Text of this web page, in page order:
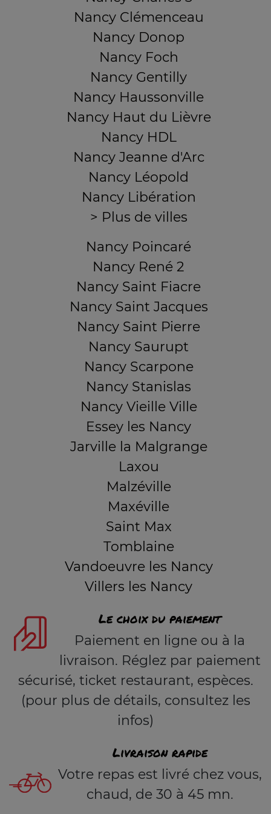
Nancy Clémenceau
Nancy Donop
Nancy Foch
Nancy Gentilly
Nancy Haussonville
Nancy Haut du Lièvre
Nancy HDL
Nancy Jeanne d'Arc
Nancy Léopold
Nancy Libération
> Plus de villes
Nancy Poincaré
Nancy René 2
Nancy Saint Fiacre
Nancy Saint Jacques
Nancy Saint Pierre
Nancy Saurupt
Nancy Scarpone
Nancy Stanislas
Nancy Vieille Ville
Essey les Nancy
Jarville la Malgrange
Laxou
Malzéville
Maxéville
Saint Max
Tomblaine
Vandoeuvre les Nancy
Villers les Nancy
Le choix du paiement
Paiement en ligne ou à la
livraison. Réglez par paiement
sécurisé, ticket restaurant, espèces.
(pour plus de détails, consultez les
infos)
Livraison rapide
Votre repas est livré chez vous,
chaud, de 30 à 45 mn.